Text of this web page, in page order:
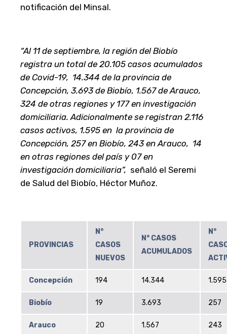
notificación del Minsal.
“Al 11 de septiembre, la región del Biobío
registra un total de 20.105 casos acumulados
de Covid-19, 14.344 de la provincia de
Concepción, 3.693 de Biobío, 1.567 de Arauco,
324 de otras regiones y 177 en investigación
domiciliaria. Adicionalmente se registran 2.116
casos activos, 1.595 en la provincia de
Concepción, 257 en Biobío, 243 en Arauco, 14
en otras regiones del país y 07 en
investigación domiciliaria”, señaló el Seremi
de Salud del Biobío, Héctor Muñoz.
PROVINCIAS
N°
CASOS
NUEVOS
N° CASOS
ACUMULADOS
N°
Concepción 194 14.344 1.595
Biobío 19 3.693 257
Arauco 20 1.567 243